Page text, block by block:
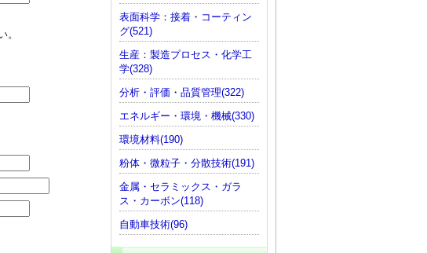
。
表面科学：接着・コーティン
グ(521)
生産：製造プロセス・化学工
学(328)
分析・評価・品質管理(322)
エネルギー・環境・機械(330)
環境材料(190)
粉体・微粒子・分散技術(191)
金属・セラミックス・ガラ
ス・カーボン(118)
自動車技術(96)